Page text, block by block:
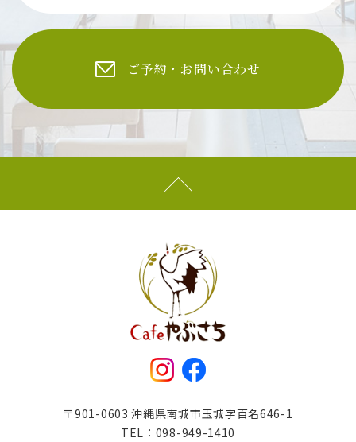
ご予約・お問い合わせ
〒901-0603 沖縄県南城市玉城字百名646-1
TEL： 098-949-1410